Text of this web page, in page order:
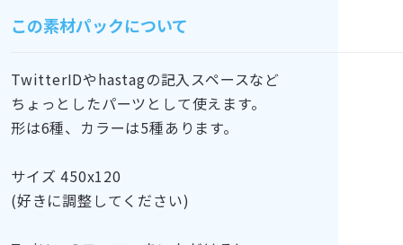
この素材パックについて
TwitterIDやhastagの記入スペースなど
ちょっとしたパーツとして使えます。
形は6種、カラーは5種あります。
サイズ 450x120
(好きに調整してください)